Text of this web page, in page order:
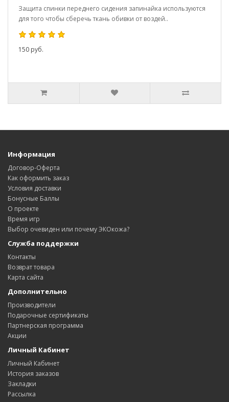
Защита спинки переднего сидения запинайка используются
для того чтобы сберечь ткань обивки от воздей..
150 руб.
Информация
Договор-Оферта
Как оформить заказ
Условия доставки
Бонусные Баллы
О проекте
Время игр
Выбор очевиден или почему ЭКОкожа?
Служба поддержки
Контакты
Возврат товара
Карта сайта
Дополнительно
Производители
Подарочные сертификаты
Партнерская программа
Акции
Личный Кабинет
Личный Кабинет
История заказов
Закладки
Рассылка